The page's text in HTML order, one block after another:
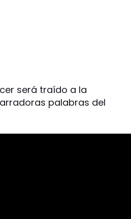
será traído a la
palabras del